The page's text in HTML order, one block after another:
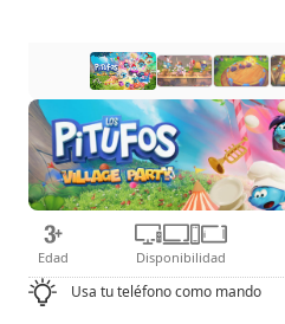
Edad Disponibilidad
Usa tu teléfono como mando